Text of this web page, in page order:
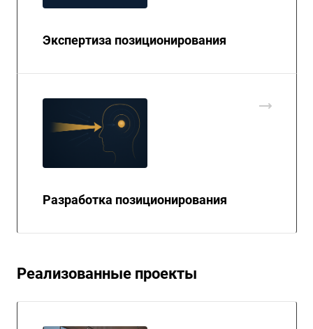
Экспертиза позиционирования
Разработка позиционирования
Реализованные проекты